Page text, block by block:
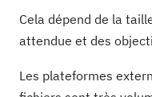
Cela dépend de la
attendue et des
Les plateformes